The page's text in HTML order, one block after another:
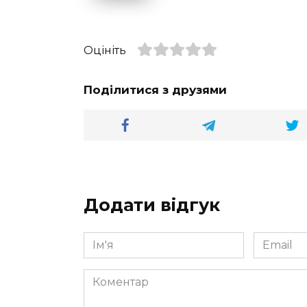
Оцініть
Поділитися з друзями
Додати відгук
Ім'я
*
Email
*
Коментар